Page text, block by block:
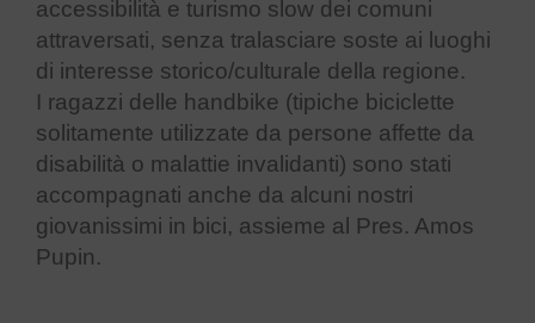
accessibilità e turismo slow dei comuni
attraversati, senza tralasciare soste ai luoghi
di interesse storico/culturale della regione.
I ragazzi delle handbike (tipiche biciclette
solitamente utilizzate da persone affette da
disabilità o malattie invalidanti) sono stati
accompagnati anche da alcuni nostri
giovanissimi in bici, assieme al Pres. Amos
Pupin.